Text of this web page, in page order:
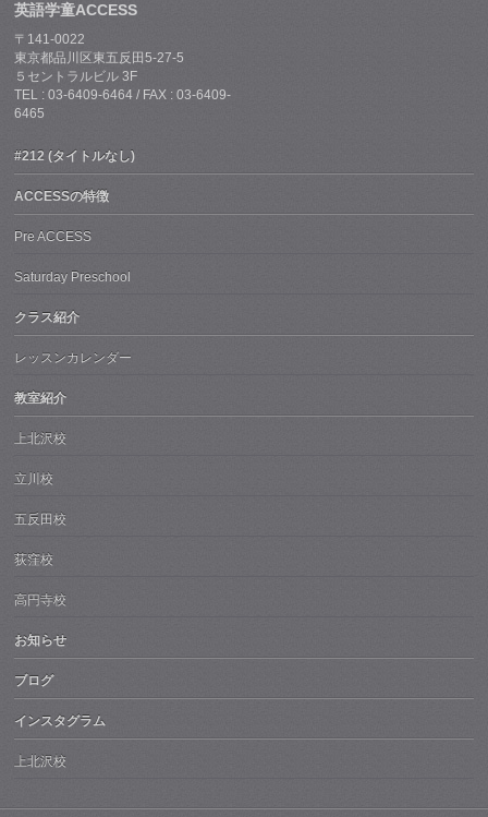
英語学童ACCESS
〒141-0022
東京都品川区東五反田5-27-5
５セントラルビル 3F
TEL : 03-6409-6464 / FAX : 03-6409-
6465
#212 (タイトルなし)
ACCESSの特徴
Pre ACCESS
Saturday Preschool
クラス紹介
レッスンカレンダー
教室紹介
上北沢校
立川校
五反田校
荻窪校
高円寺校
お知らせ
ブログ
インスタグラム
上北沢校